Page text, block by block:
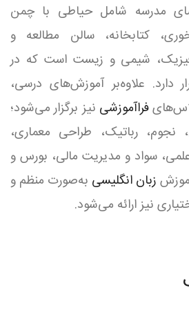
مدرسه شامل حیاطی با چمن
کتابخانه، سالن مطالعه و
فیزیک، شیمی و زیست است که در
دارد. علاوه‌بر آموزش‌های درسی،
فراآموزشی نیز برگزار می‌شود؛
نجوم، رباتیک، طراحی معماری،
سواد و مدیریت مالی، بورس و
زبان انگلیسی به‌صورت منظم و
نیز ارائه می‌شود.